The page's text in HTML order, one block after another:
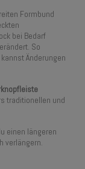
Formbund
bei Bedarf
So
Änderungen
traditionellen und
einen längeren
verlängern.